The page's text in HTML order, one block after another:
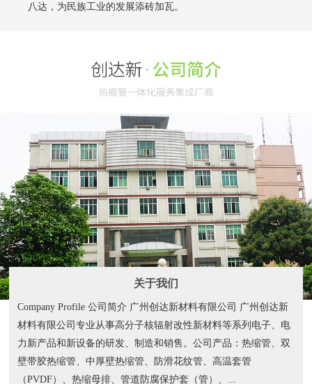
八达，为民族工业的发展添砖加瓦。
关于我们
Company Profile 公司简介 广州创达新材料有限公司 广州创达新
材料有限公司专业从事高分子核辐射改性新材料等系列电子、电
力新产品和新设备的研发、制造和销售。公司产品：热缩管、双
壁带胶热缩管、中厚壁热缩管、防滑花纹管、高温套管
（PVDF）、热缩母排、管道防腐保护套（管）、...